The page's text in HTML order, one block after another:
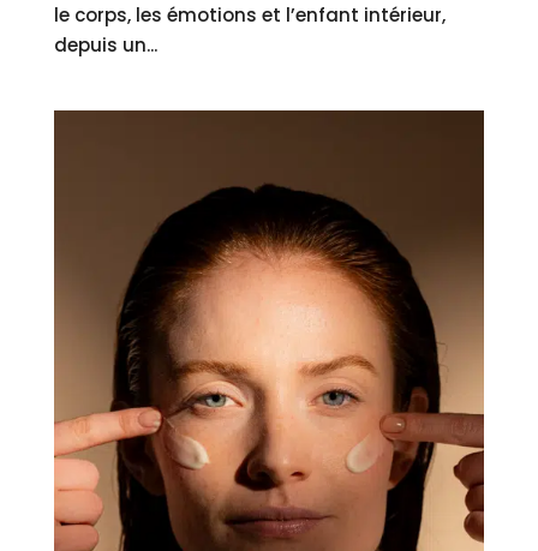
le corps, les émotions et l’enfant intérieur,
depuis un...